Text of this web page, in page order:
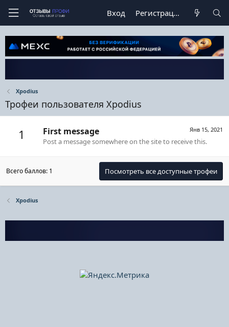
Вход Регистрация
Xpodius
Трофеи пользователя Xpodius
1 Янв 15, 2021
First message
Post a message somewhere on the site to receive this.
Всего баллов: 1 Посмотреть все доступные трофеи
Xpodius